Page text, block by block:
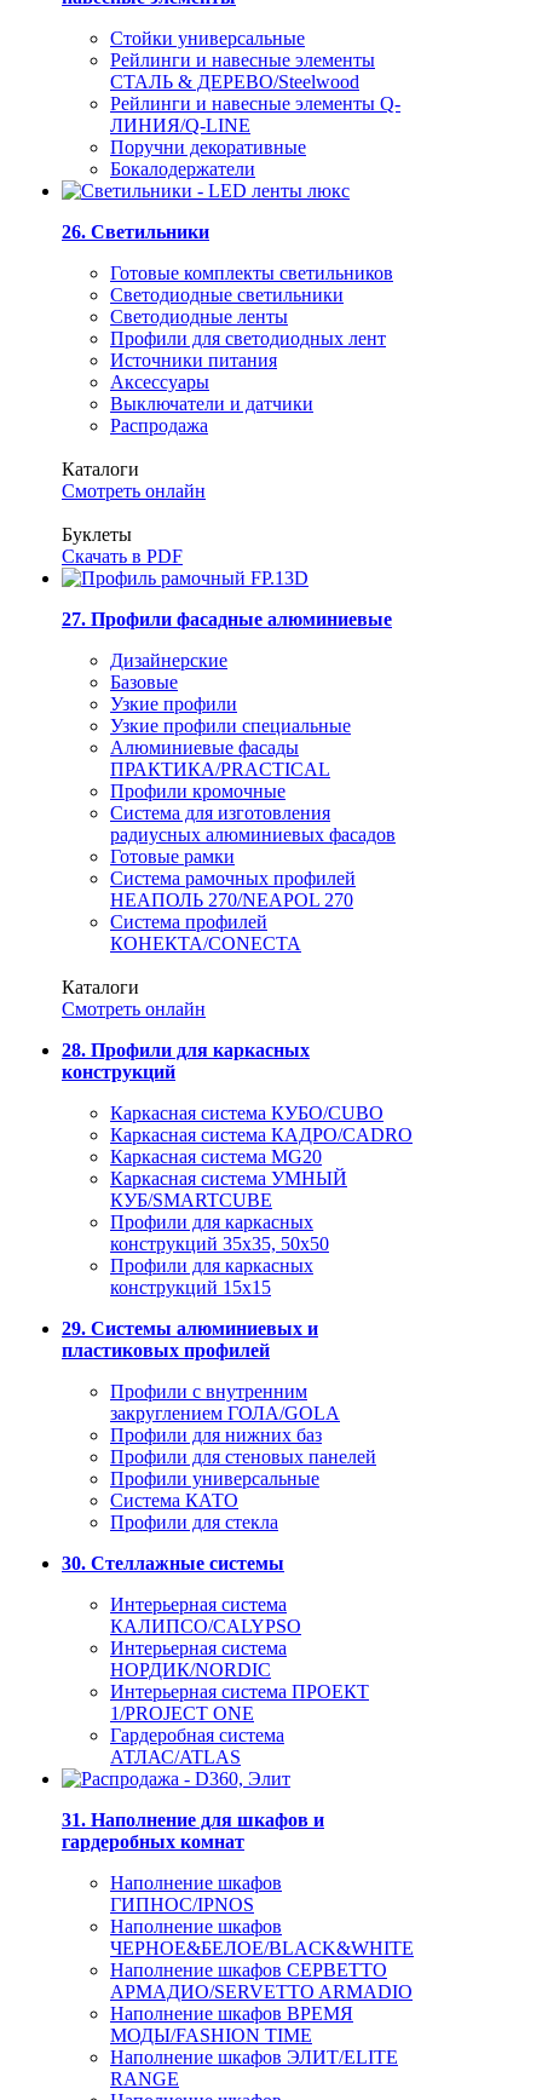
Стойки универсальные
Рейлинги и навесные элементы
СТАЛЬ & ДЕРЕВО/Steelwood
Рейлинги и навесные элементы Q-
ЛИНИЯ/Q-LINE
Поручни декоративные
Бокалодержатели
26. Светильники
Готовые комплекты светильников
Светодиодные светильники
Светодиодные ленты
Профили для светодиодных лент
Источники питания
Аксессуары
Выключатели и датчики
Распродажа
Каталоги
Смотреть онлайн
Буклеты
Скачать в PDF
27. Профили фасадные алюминиевые
Дизайнерские
Базовые
Узкие профили
Узкие профили специальные
Алюминиевые фасады
ПРАКТИКА/PRACTICAL
Профили кромочные
Система для изготовления
радиусных алюминиевых фасадов
Готовые рамки
Система рамочных профилей
НЕАПОЛЬ 270/NEAPOL 270
Система профилей
КОНЕКТА/CONECTA
Каталоги
Смотреть онлайн
28. Профили для каркасных
конструкций
Каркасная система КУБО/CUBO
Каркасная система КАДРО/CADRO
Каркасная система MG20
Каркасная система УМНЫЙ
КУБ/SMARTCUBE
Профили для каркасных
конструкций 35x35, 50x50
Профили для каркасных
конструкций 15х15
29. Системы алюминиевых и
пластиковых профилей
Профили с внутренним
закруглением ГОЛА/GOLA
Профили для нижних баз
Профили для стеновых панелей
Профили универсальные
Система КАТО
Профили для стекла
30. Стеллажные системы
Интерьерная система
КАЛИПСО/CALYPSO
Интерьерная система
НОРДИК/NORDIC
Интерьерная система ПРОЕКТ
1/PROJECT ONE
Гардеробная система
АТЛАС/ATLAS
31. Наполнение для шкафов и
гардеробных комнат
Наполнение шкафов
ГИПНОС/IPNOS
Наполнение шкафов
ЧЕРНОЕ&БЕЛОЕ/BLACK&WHITE
Наполнение шкафов СЕРВЕТТО
АРМАДИО/SERVETTO ARMADIO
Наполнение шкафов ВРЕМЯ
МОДЫ/FASHION TIME
Наполнение шкафов ЭЛИТ/ELITE
RANGE